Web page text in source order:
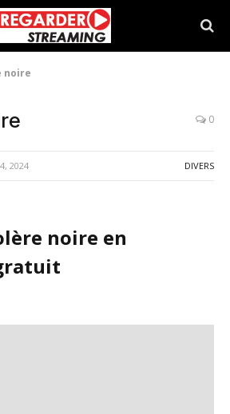
noire
0
2024 DIVERS
noire en